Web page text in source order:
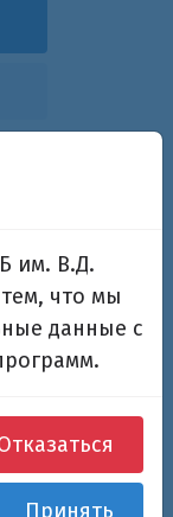
и
и
им. В.Д.
что мы
данные с
Принять